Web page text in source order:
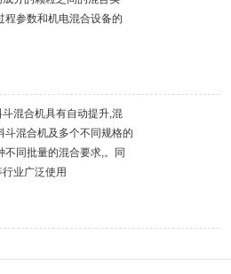
程参数和机电混合设备的
混合机具有自动提升,混
斗混合机及多个不同规格的
同批量的混合要求,。同
业广泛使用